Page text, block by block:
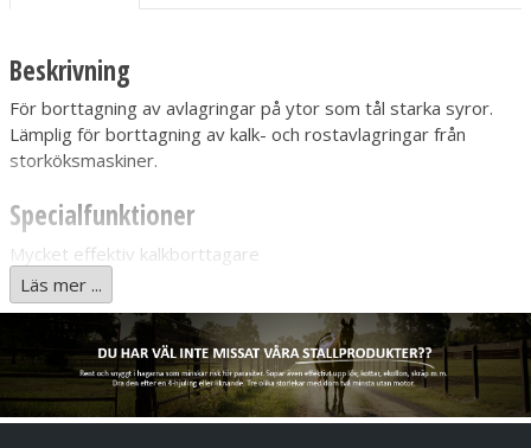
Beskrivning
För borttagning av avlagringar på ytor som tål starka syror.
Lämplig för borttagning av kalk- och rostavlagringar från
storköksmaskiner.
Specialfunktioner
Mycket effektiv kalkborttagare
Låglöddrande
Starkt sur
Låglöddrande, starkt surt rengöringsmedel. Även för
borttagning av andra avlagringar, t.ex. rostfläckar.
För avkalkning av diskmaskinen och ångenheten i kombiugnar
samt andra ytor i professionella kök som tål sura
Läs mer ...